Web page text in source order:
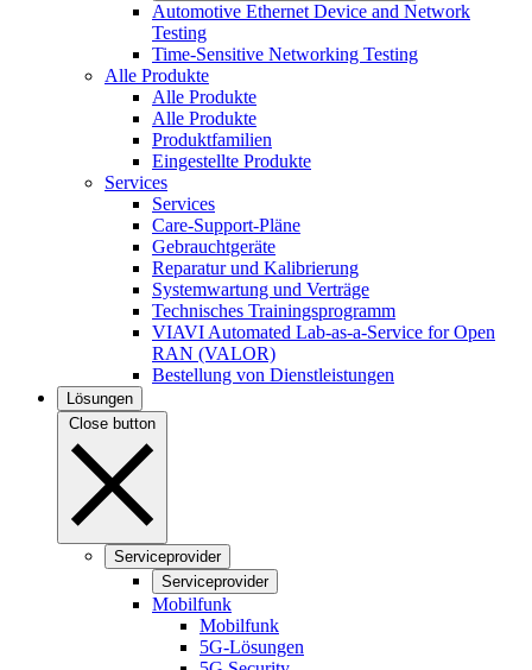
Automotive Ethernet Device and Network
Testing
Time-Sensitive Networking Testing
Alle Produkte
Alle Produkte
Alle Produkte
Produktfamilien
Eingestellte Produkte
Services
Services
Care-Support-Pläne
Gebrauchtgeräte
Reparatur und Kalibrierung
Systemwartung und Verträge
Technisches Trainingsprogramm
VIAVI Automated Lab-as-a-Service for Open
RAN (VALOR)
Bestellung von Dienstleistungen
Lösungen
Close button
Serviceprovider
Serviceprovider
Mobilfunk
Mobilfunk
5G-Lösungen